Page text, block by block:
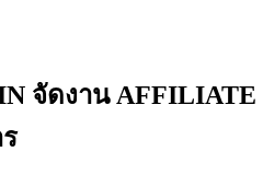
จัดงาน